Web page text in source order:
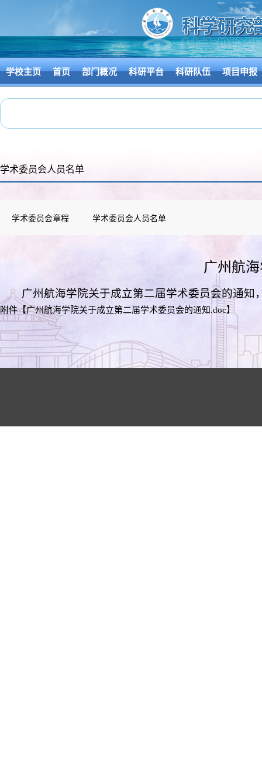
学校主页 首页 部门概况 科研平台 科研队伍 项目申报
学术委员会人员名单
学术委员会章程 学术委员会人员名单
广州航
广州航海学院关于成立第二届学术委员会的通知
附件【广州航海学院关于成立第二届学术委员会的通知.doc】